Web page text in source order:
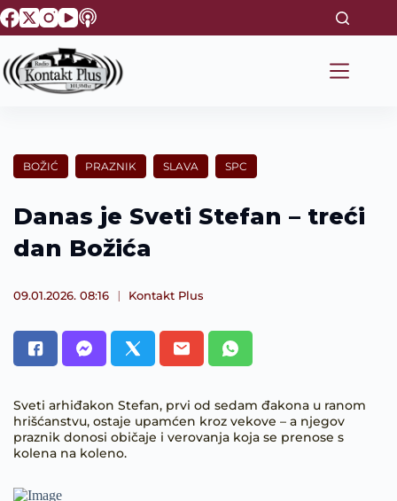
S
k
p
t
e
t
BOŽIĆ PRAZNIK SLAVA SPC
Danas je Sveti Stefan – treći
dan Božića
09.01.2026. 08:16 Kontakt Plus
Sveti arhiđakon Stefan, prvi od sedam đakona u ranom
hrišćanstvu, ostaje upamćen kroz vekove – a njegov
praznik donosi običaje i verovanja koja se prenose s
kolena na koleno.